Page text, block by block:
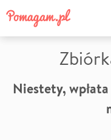
Niestety,